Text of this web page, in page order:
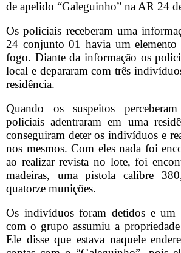
de apelido “Galeguinho” na AR 24
Os policiais receberam uma
24 conjunto 01 havia um elemento
fogo. Diante da informação os
local e depararam com três
residência.
Quando os suspeitos
policiais adentraram em uma
conseguiram deter os indivíduos e
nos mesmos. Com eles nada foi
ao realizar revista no lote, foi
madeiras, uma pistola calibre
quatorze munições.
Os indivíduos foram detidos e um
com o grupo assumiu a
Ele disse que estava naquele